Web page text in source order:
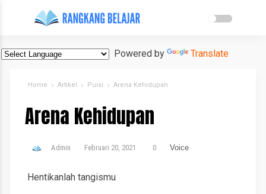
Powered by Translate
Home Artikel Puisi Arena Kehidupan
Arena Kehidupan
Admin Februari 20, 2021 0 Voice
Hentikanlah tangismu